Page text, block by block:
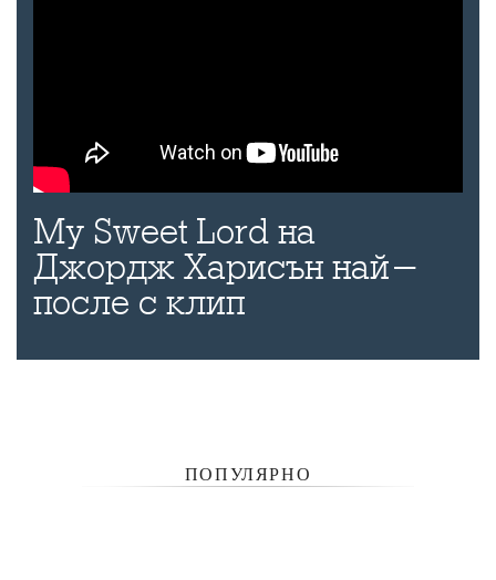
My Sweet Lord на
Джордж Харисън най-
после с клип
ПОПУЛЯРНО